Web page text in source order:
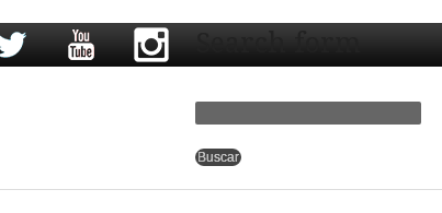
Search form